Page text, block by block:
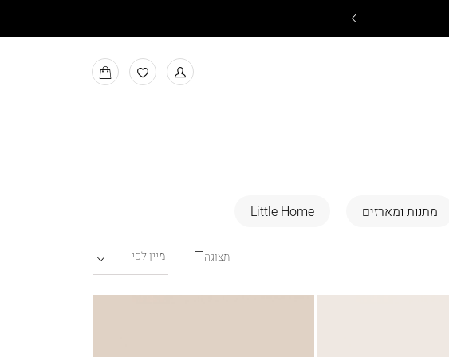
למעבר
למועדפים
MY
BAG
מתנות ומארזים Little Home
תצוגה